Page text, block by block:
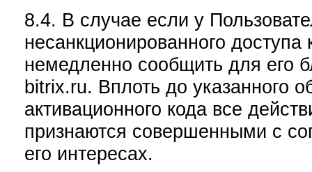
8.4. В случае если у
несанкционированного доступа
немедленно сообщить для его
bitrix.ru. Вплоть до указанного
активационного кода все
признаются совершенными с
его интересах.